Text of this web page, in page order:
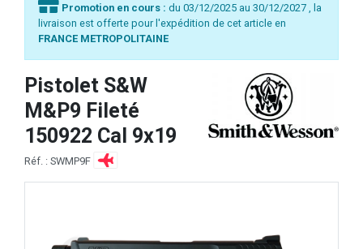
Promotion en cours : du 03/12/2025 au 30/12/2027 , la
livraison est offerte pour l'expédition de cet article en
FRANCE METROPOLITAINE
Pistolet S&W
M&P9 Fileté
150922 Cal 9x19
Réf. : SWMP9F